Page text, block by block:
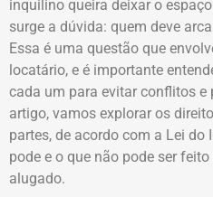
inquilino queira deixar o
surge a dúvida: quem deve
Essa é uma questão que
locatário, e é importante
cada um para evitar conflitos e
artigo, vamos explorar os
partes, de acordo com a Lei do
pode e o que não pode ser
alugado.